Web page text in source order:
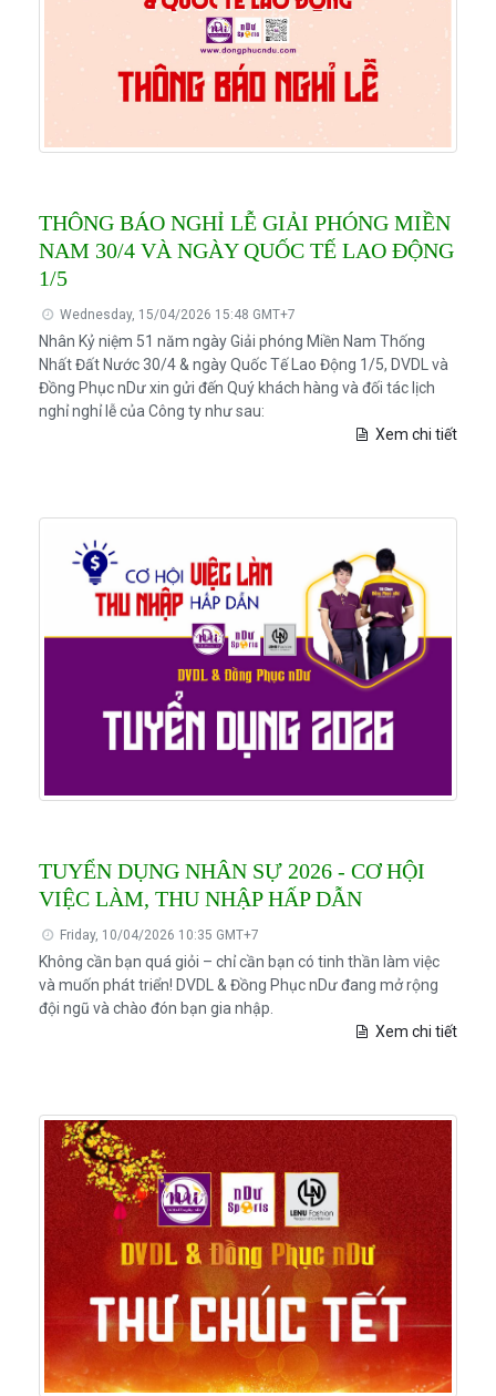
THÔNG BÁO NGHỈ LỄ GIẢI PHÓNG MIỀN
NAM 30/4 VÀ NGÀY QUỐC TẾ LAO ĐỘNG
1/5
Wednesday, 15/04/2026 15:48 GMT+7
Nhân Kỷ niệm 51 năm ngày Giải phóng Miền Nam Thống
Nhất Đất Nước 30/4 & ngày Quốc Tế Lao Động 1/5, DVDL và
Đồng Phục nDư xin gửi đến Quý khách hàng và đối tác lịch
nghỉ nghỉ lễ của Công ty như sau:
Xem chi tiết
TUYỂN DỤNG NHÂN SỰ 2026 - CƠ HỘI
VIỆC LÀM, THU NHẬP HẤP DẪN
Friday, 10/04/2026 10:35 GMT+7
Không cần bạn quá giỏi – chỉ cần bạn có tinh thần làm việc
và muốn phát triển! DVDL & Đồng Phục nDư đang mở rộng
đội ngũ và chào đón bạn gia nhập.
Xem chi tiết